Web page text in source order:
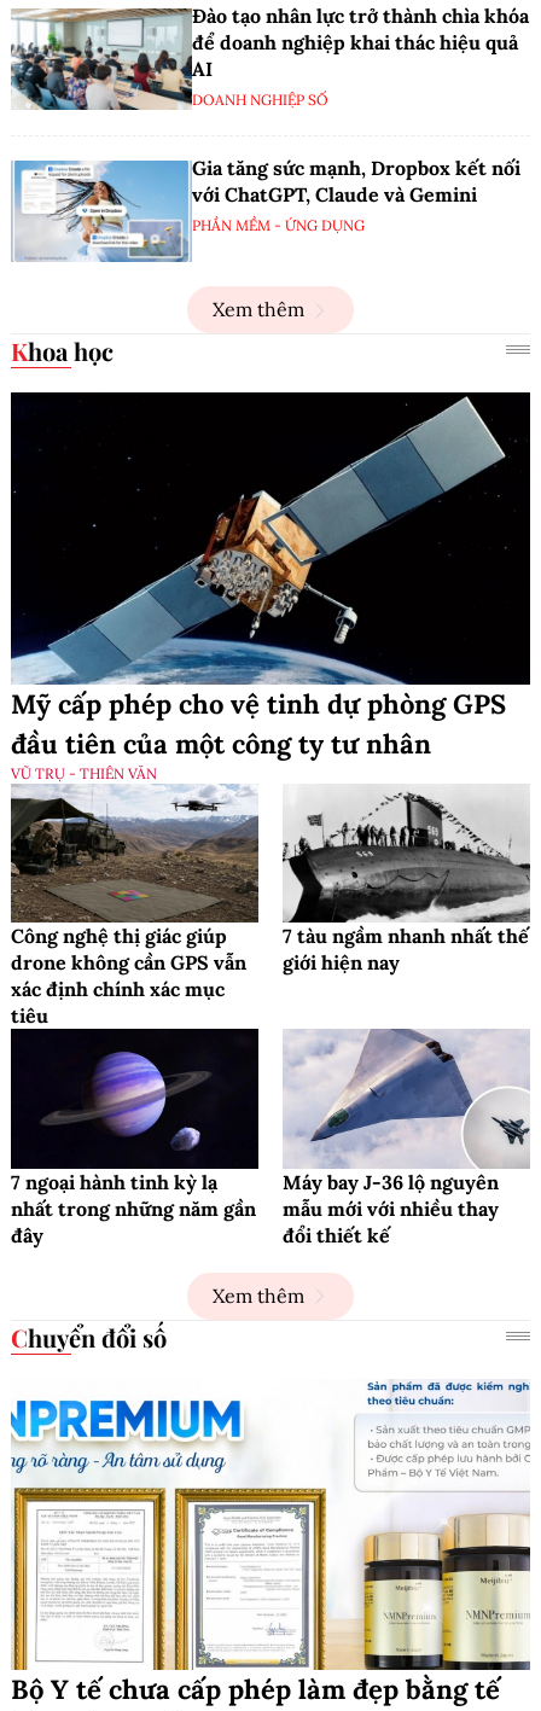
Đào tạo nhân lực trở thành chìa khóa
để doanh nghiệp khai thác hiệu quả
AI
DOANH NGHIỆP SỐ
Gia tăng sức mạnh, Dropbox kết nối
với ChatGPT, Claude và Gemini
PHẦN MỀM - ỨNG DỤNG
Xem thêm
Khoa học
Mỹ cấp phép cho vệ tinh dự phòng GPS
đầu tiên của một công ty tư nhân
VŨ TRỤ - THIÊN VĂN
Công nghệ thị giác giúp
drone không cần GPS vẫn
xác định chính xác mục
tiêu
7 tàu ngầm nhanh nhất thế
giới hiện nay
7 ngoại hành tinh kỳ lạ
nhất trong những năm gần
đây
Máy bay J-36 lộ nguyên
mẫu mới với nhiều thay
đổi thiết kế
Xem thêm
Chuyển đổi số
Bộ Y tế chưa cấp phép làm đẹp bằng tế